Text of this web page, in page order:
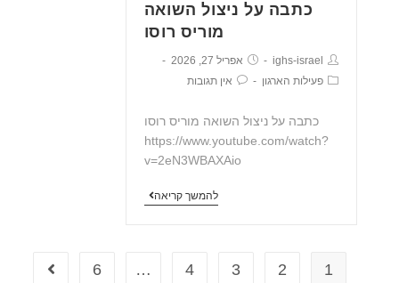
כתבה על ניצול השואה
מוריס רוסו
ighs-israel
אפריל 27, 2026
פעילות הארגון
אין תגובות
כתבה על ניצול השואה מוריס רוסו
https://www.youtube.com/watch?
v=2eN3WBAXAio
להמשך קריאה
1
2
3
4
…
6